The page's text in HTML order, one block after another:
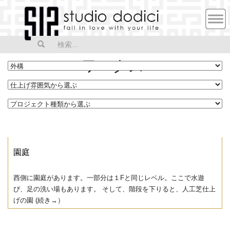
MEN
U
ワークス
園庭
西側に園庭があります。一部分は１Fと同じレベル。ここで水遊
び、足の洗い場もあります。 そして、階段を下りると、人工芝仕上
げの園 (続き→）